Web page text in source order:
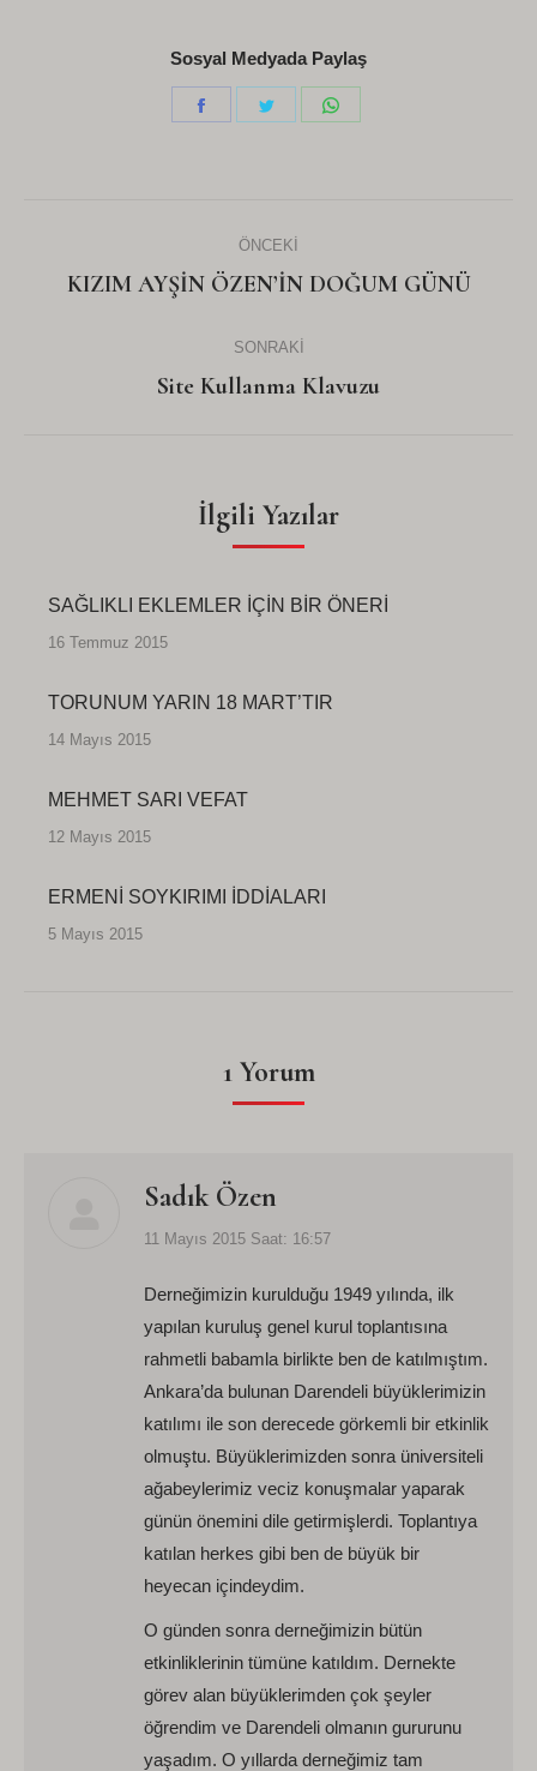
Sosyal Medyada Paylaş
Share
Share
navigation
ÖNCEKI
Önceki
KIZIM AYŞİN ÖZEN’İN DOĞUM GÜNÜ
SONRAKI
Sonraki
Site Kullanma Klavuzu
İlgili Yazılar
SAĞLIKLI EKLEMLER İÇİN BİR ÖNERİ
16 Temmuz 2015
TORUNUM YARIN 18 MART’TIR
14 Mayıs 2015
MEHMET SARI VEFAT
12 Mayıs 2015
ERMENİ SOYKIRIMI İDDİALARI
5 Mayıs 2015
1 Yorum
Sadık Özen
says:
11 Mayıs 2015 Saat: 16:57
Derneğimizin kurulduğu 1949 yılında, ilk
yapılan kuruluş genel kurul toplantısına
rahmetli babamla birlikte ben de katılmıştım.
Ankara’da bulunan Darendeli büyüklerimizin
katılımı ile son derecede görkemli bir etkinlik
olmuştu. Büyüklerimizden sonra üniversiteli
ağabeylerimiz veciz konuşmalar yaparak
günün önemini dile getirmişlerdi. Toplantıya
katılan herkes gibi ben de büyük bir
heyecan içindeydim.
O günden sonra derneğimizin bütün
etkinliklerinin tümüne katıldım. Dernekte
görev alan büyüklerimden çok şeyler
öğrendim ve Darendeli olmanın gururunu
yaşadım. O yıllarda derneğimiz tam